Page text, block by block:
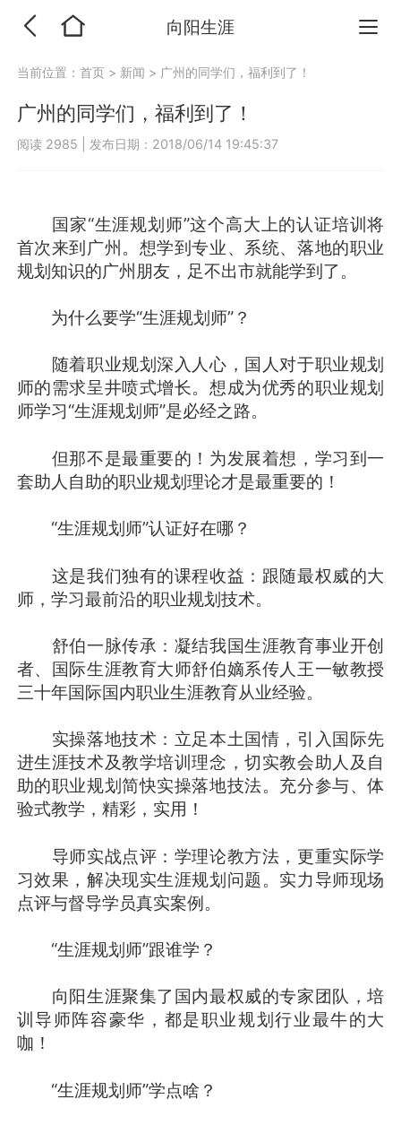
向阳生涯
当前位置：首页 > 新闻 > 广州的同学们，福利到了！
广州的同学们，福利到了！
阅读 2985 发布日期：2018/06/14 19:45:37
国家“生涯规划师”这个高大上的认证培训将
首次来到广州。想学到专业、系统、落地的职业
规划知识的广州朋友，足不出市就能学到了。
为什么要学“生涯规划师”？
随着职业规划深入人心，国人对于职业规划
师的需求呈井喷式增长。想成为优秀的职业规划
师学习“生涯规划师”是必经之路。
但那不是最重要的！为发展着想，学习到一
套助人自助的职业规划理论才是最重要的！
“生涯规划师”认证好在哪？
这是我们独有的课程收益：跟随最权威的大
师，学习最前沿的职业规划技术。
舒伯一脉传承：凝结我国生涯教育事业开创
者、国际生涯教育大师舒伯嫡系传人王一敏教授
三十年国际国内职业生涯教育从业经验。
实操落地技术：立足本土国情，引入国际先
进生涯技术及教学培训理念，切实教会助人及自
助的职业规划简快实操落地技法。充分参与、体
验式教学，精彩，实用！
导师实战点评：学理论教方法，更重实际学
习效果，解决现实生涯规划问题。实力导师现场
点评与督导学员真实案例。
“生涯规划师”跟谁学？
向阳生涯聚集了国内最权威的专家团队，培
训导师阵容豪华，都是职业规划行业最牛的大
咖！
“生涯规划师”学点啥？